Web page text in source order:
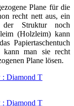
Plane für die
recht nett aus, ein
der Struktur noch
(Holzleim) kann
Papiertaschentuch
kann man sie recht
Plane lösen.